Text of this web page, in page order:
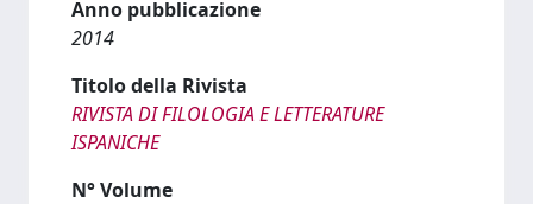
Anno pubblicazione
2014
Titolo della Rivista
RIVISTA DI FILOLOGIA E LETTERATURE
ISPANICHE
N° Volume